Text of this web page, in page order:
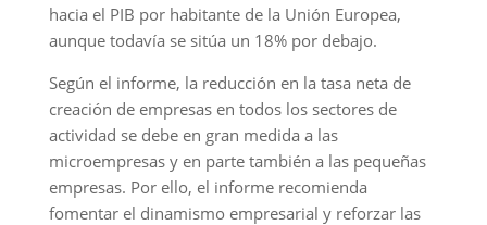
hacia el PIB por habitante de la Unión Europea,
aunque todavía se sitúa un 18% por debajo.
Según el informe, la reducción en la tasa neta de
creación de empresas en todos los sectores de
actividad se debe en gran medida a las
microempresas y en parte también a las pequeñas
empresas. Por ello, el informe recomienda
fomentar el dinamismo empresarial y reforzar las